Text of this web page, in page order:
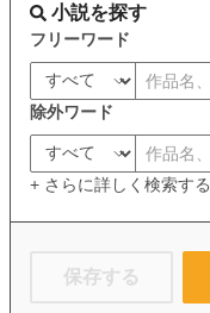
小説を探す
フリーワード
除外ワード
+ さらに詳しく検索する
保存する